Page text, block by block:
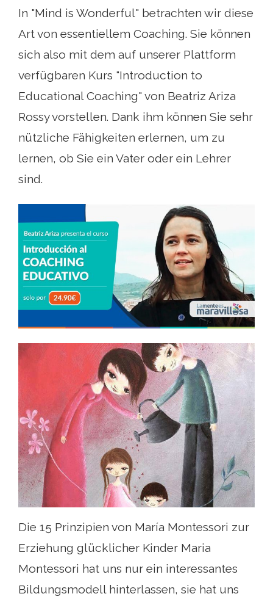
In "Mind is Wonderful" betrachten wir diese
Art von essentiellem Coaching. Sie können
sich also mit dem auf unserer Plattform
verfügbaren Kurs "Introduction to
Educational Coaching" von Beatriz Ariza
Rossy vorstellen. Dank ihm können Sie sehr
nützliche Fähigkeiten erlernen, um zu
lernen, ob Sie ein Vater oder ein Lehrer
sind.
Die 15 Prinzipien von María Montessori zur
Erziehung glücklicher Kinder Maria
Montessori hat uns nur ein interessantes
Bildungsmodell hinterlassen, sie hat uns